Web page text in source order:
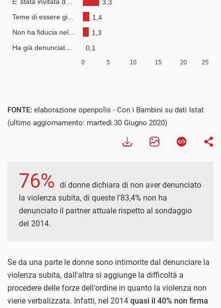
FONTE: elaborazione openpolis - Con i Bambini su dati Istat
(ultimo aggiornamento: martedì 30 Giugno 2020)
76% di donne dichiara di non aver denunciato
la violenza subita, di queste l'83,4% non ha
denunciato il partner attuale rispetto al sondaggio
del 2014.
Se da una parte le donne sono intimorite dal denunciare la
violenza subita, dall'altra si aggiunge la difficoltà a
procedere delle forze dell'ordine in quanto la violenza non
viene verbalizzata. Infatti, nel 2014 quasi il 40% non firma